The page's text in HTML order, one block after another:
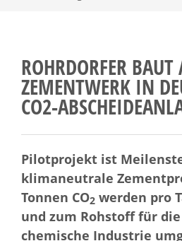
ROHRDORFER BAUT
ZEMENTWERK IN
CO2-
Pilotprojekt ist
klimaneutrale
Tonnen CO2 werden pro
und zum Rohstoff für
chemische Industrie